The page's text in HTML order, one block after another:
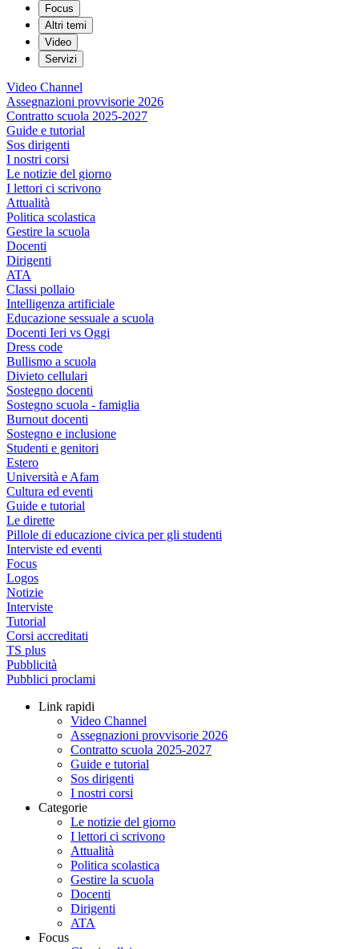
Focus
Altri temi
Video
Servizi
Video Channel
Assegnazioni provvisorie 2026
Contratto scuola 2025-2027
Guide e tutorial
Sos dirigenti
I nostri corsi
Le notizie del giorno
I lettori ci scrivono
Attualità
Politica scolastica
Gestire la scuola
Docenti
Dirigenti
ATA
Classi pollaio
Intelligenza artificiale
Educazione sessuale a scuola
Docenti Ieri vs Oggi
Dress code
Bullismo a scuola
Divieto cellulari
Sostegno docenti
Sostegno scuola - famiglia
Burnout docenti
Sostegno e inclusione
Studenti e genitori
Estero
Università e Afam
Cultura ed eventi
Guide e tutorial
Le dirette
Pillole di educazione civica per gli studenti
Interviste ed eventi
Focus
Logos
Notizie
Interviste
Tutorial
Corsi accreditati
TS plus
Pubblicità
Pubblici proclami
Link rapidi
Video Channel
Assegnazioni provvisorie 2026
Contratto scuola 2025-2027
Guide e tutorial
Sos dirigenti
I nostri corsi
Categorie
Le notizie del giorno
I lettori ci scrivono
Attualità
Politica scolastica
Gestire la scuola
Docenti
Dirigenti
ATA
Focus